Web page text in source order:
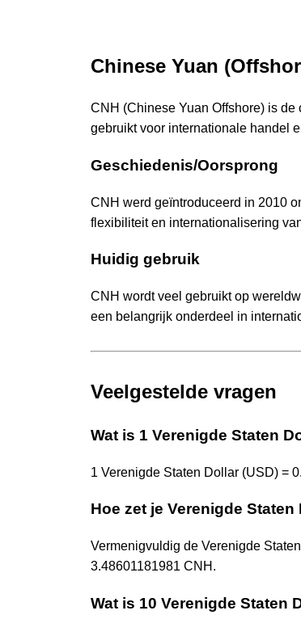
Chinese Yuan
CNH (Chinese Yuan Offshore) is
gebruikt voor internationale handel
Geschiedenis/Oorsprong
CNH werd geïntroduceerd in 2010
flexibiliteit en internationalisering
Huidig gebruik
CNH wordt veel gebruikt op
een belangrijk onderdeel in
Veelgestelde vragen
Wat is 1 Verenigde Staten
1 Verenigde Staten Dollar (USD) =
Hoe zet je Verenigde
Vermenigvuldig de Verenigde
3.48601181981 CNH.
Wat is 10 Verenigde Staten